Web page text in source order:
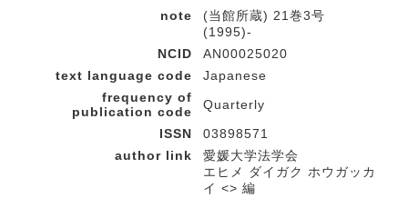
note
(当館所蔵) 21巻3号
(1995)-
NCID
AN00025020
text language code
Japanese
frequency of
publication code
Quarterly
ISSN
03898571
author link
愛媛大学法学会
エヒメ ダイガク ホウガッカ
イ <> 編